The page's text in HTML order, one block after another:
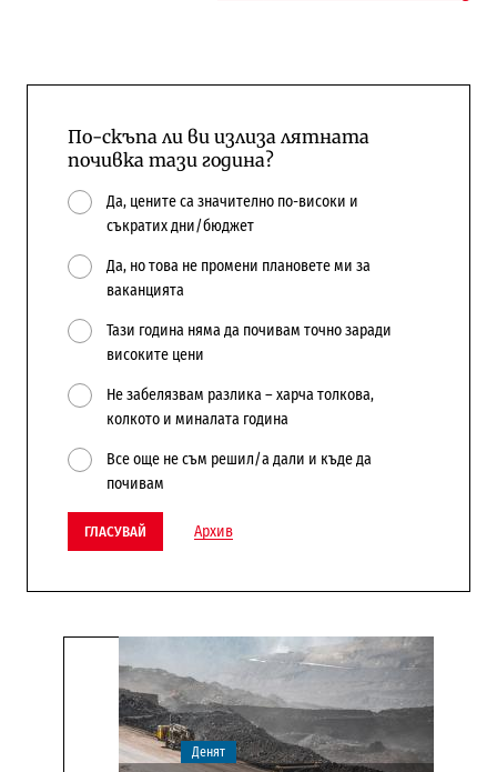
По-скъпа ли ви излиза лятната
почивка тази година?
Да, цените са значително по-високи и
съкратих дни/бюджет
Да, но това не промени плановете ми за
ваканцията
Тази година няма да почивам точно заради
високите цени
Не забелязвам разлика – харча толкова,
колкото и миналата година
Все още не съм решил/а дали и къде да
почивам
ГЛАСУВАЙ Архив
Денят